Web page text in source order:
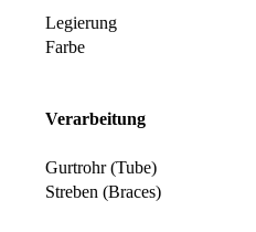
Legierung
Farbe
Verarbeitung
Gurtrohr (Tube)
Streben (Braces)